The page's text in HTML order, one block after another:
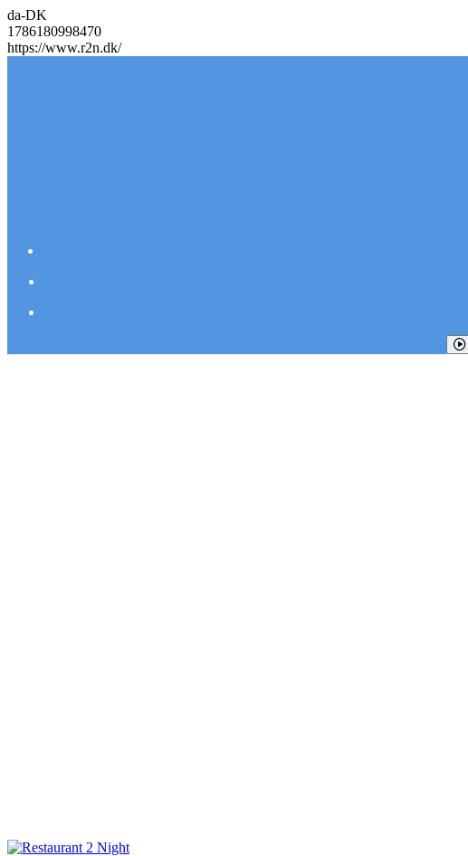
da-DK
1786180998470
https://www.r2n.dk/